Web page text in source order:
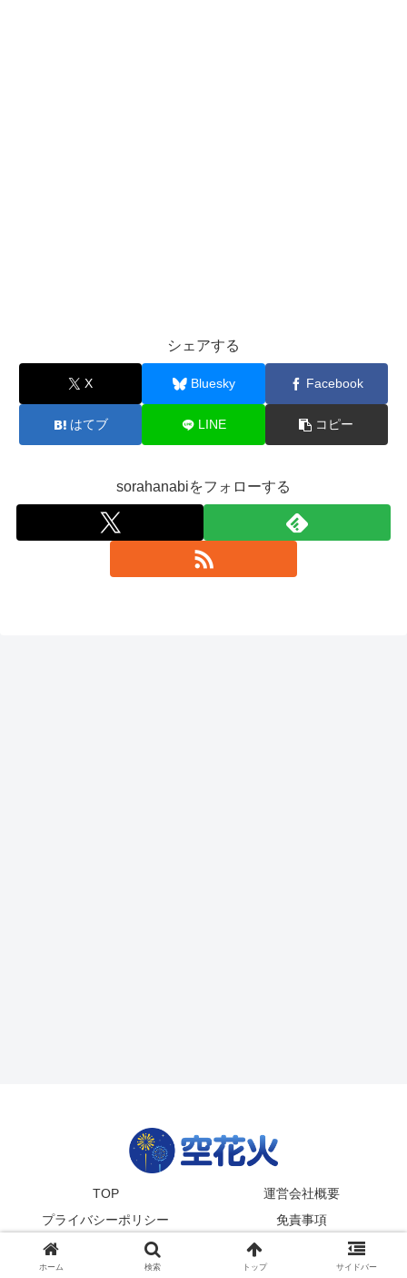
シェアする
X Bluesky Facebook
はてブ LINE コピー
sorahanabiをフォローする
TOP
運営会社概要
プライバシーポリシー
免責事項
© 2024-2026 zetta segment Inc
ホーム 検索 トップ サイドバー